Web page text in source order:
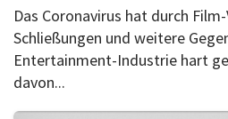
Das Coronavirus hat durch
Schließungen und weitere
Entertainment-Industrie hart
davon...